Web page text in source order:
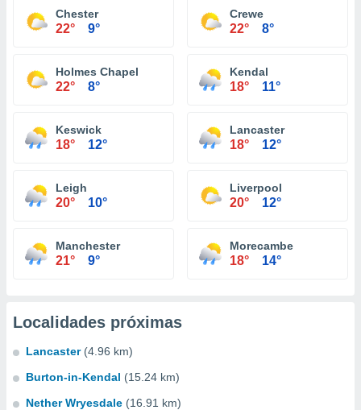
Chester
22° 9°
Crewe
22° 8°
Holmes Chapel
22° 8°
Kendal
18° 11°
Keswick
18° 12°
Lancaster
18° 12°
Leigh
20° 10°
Liverpool
20° 12°
Manchester
21° 9°
Morecambe
18° 14°
Localidades próximas
Lancaster (4.96 km)
Burton-in-Kendal (15.24 km)
Nether Wryesdale (16.91 km)